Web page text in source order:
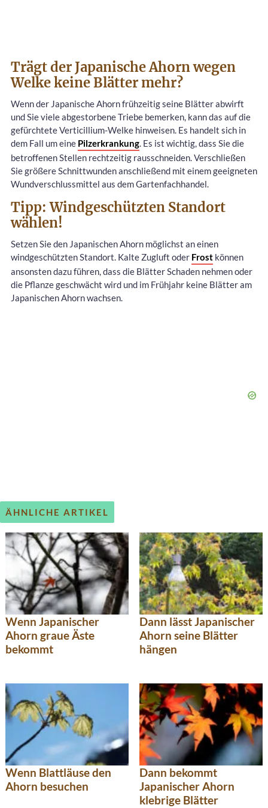
Trägt der Japanische Ahorn wegen
Welke keine Blätter mehr?
Wenn der Japanische Ahorn frühzeitig seine Blätter abwirft
und Sie viele abgestorbene Triebe bemerken, kann das auf die
gefürchtete Verticillium-Welke hinweisen. Es handelt sich in
dem Fall um eine Pilzerkrankung . Es ist wichtig, dass Sie die
betroffenen Stellen rechtzeitig rausschneiden. Verschließen
Sie größere Schnittwunden anschließend mit einem geeigneten
Wundverschlussmittel aus dem Gartenfachhandel.
Tipp: Windgeschützten Standort
wählen!
Setzen Sie den Japanischen Ahorn möglichst an einen
windgeschützten Standort. Kalte Zugluft oder Frost können
ansonsten dazu führen, dass die Blätter Schaden nehmen oder
die Pflanze geschwächt wird und im Frühjahr keine Blätter am
Japanischen Ahorn wachsen.
ÄHNLICHE ARTIKEL
Wenn Japanischer
Ahorn graue Äste
bekommt
Dann lässt Japanischer
Ahorn seine Blätter
hängen
Wenn Blattläuse den
Ahorn besuchen
Dann bekommt
Japanischer Ahorn
klebrige Blätter